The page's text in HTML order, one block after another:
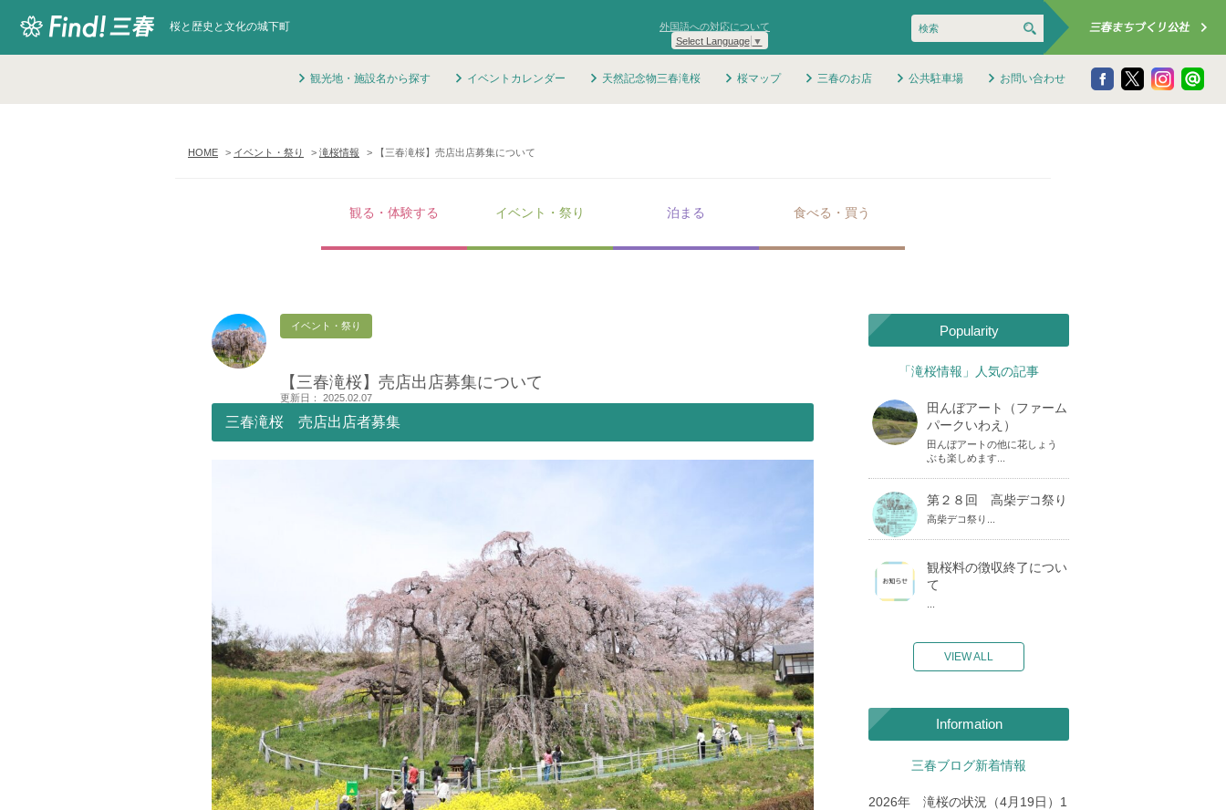
桜と歴史と文化の城下町
外国語への対応について
Select Language ▼
観光地・施設名から探す イベントカレンダー 天然記念物三春滝桜 桜マップ 三春のお店 公共駐車場 お問い合わせ
HOME イベント・祭り 滝桜情報 【三春滝桜】売店出店募集について
観る・体験する イベント・祭り 泊まる 食べる・買う
イベント・祭り
【三春滝桜】売店出店募集について
更新日： 2025.02.07
三春滝桜 売店出店者募集
Popularity
「滝桜情報」人気の記事
田んぼアート（ファーム
パークいわえ）
田んぼアートの他に花しょう
ぶも楽しめます...
第２８回 高柴デコ祭り
高柴デコ祭り...
観桜料の徴収終了につい
て
VIEW ALL
Information
三春ブログ新着情報
2026年 滝桜の状況（4月19日）1